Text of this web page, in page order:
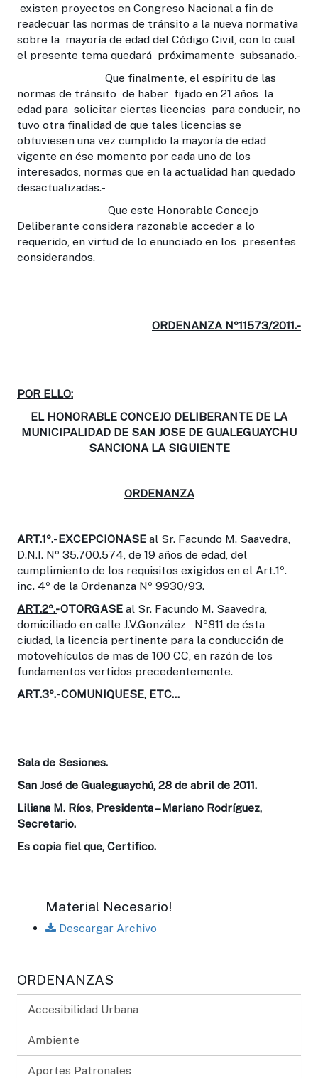
existen proyectos en Congreso Nacional a fin de
readecuar las normas de tránsito a la nueva normativa
sobre la mayoría de edad del Código Civil, con lo cual
el presente tema quedará próximamente subsanado.-
Que finalmente, el espíritu de las
normas de tránsito de haber fijado en 21 años la
edad para solicitar ciertas licencias para conducir, no
tuvo otra finalidad de que tales licencias se
obtuviesen una vez cumplido la mayoría de edad
vigente en ése momento por cada uno de los
interesados, normas que en la actualidad han quedado
desactualizadas.-
Que este Honorable Concejo
Deliberante considera razonable acceder a lo
requerido, en virtud de lo enunciado en los presentes
considerandos.
ORDENANZA Nº11573/2011.-
POR ELLO:
EL HONORABLE CONCEJO DELIBERANTE DE LA
MUNICIPALIDAD DE SAN JOSE DE GUALEGUAYCHU
SANCIONA LA SIGUIENTE
ORDENANZA
ART.1º.-EXCEPCIONASE al Sr. Facundo M. Saavedra,
D.N.I. Nº 35.700.574, de 19 años de edad, del
cumplimiento de los requisitos exigidos en el Art.1º.
inc. 4º de la Ordenanza Nº 9930/93.
ART.2º.-OTORGASE al Sr. Facundo M. Saavedra,
domiciliado en calle J.V.González Nº811 de ésta
ciudad, la licencia pertinente para la conducción de
motovehículos de mas de 100 CC, en razón de los
fundamentos vertidos precedentemente.
ART.3º.-COMUNIQUESE, ETC…
Sala de Sesiones.
San José de Gualeguaychú, 28 de abril de 2011.
Liliana M. Ríos, Presidenta – Mariano Rodríguez,
Secretario.
Es copia fiel que, Certifico.
Material Necesario!
Descargar Archivo
ORDENANZAS
Accesibilidad Urbana
Ambiente
Aportes Patronales